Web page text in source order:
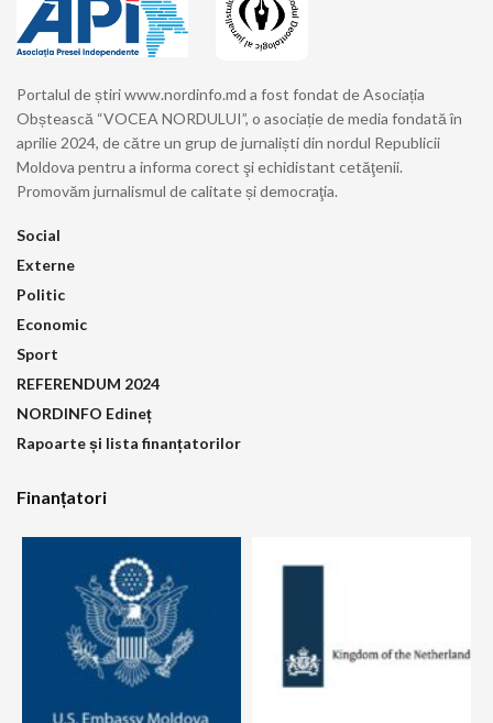
Portalul de știri www.nordinfo.md a fost fondat de Asociația
Obștească “VOCEA NORDULUI”, o asociație de media fondată în
aprilie 2024, de către un grup de jurnaliști din nordul Republicii
Moldova pentru a informa corect şi echidistant cetăţenii.
Promovăm jurnalismul de calitate și democraţia.
Social
Externe
Politic
Economic
Sport
REFERENDUM 2024
NORDINFO Edineț
Rapoarte și lista finanțatorilor
Finanțatori